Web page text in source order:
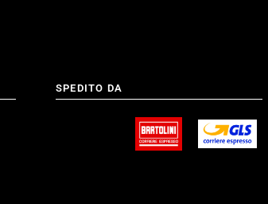
SPEDITO DA